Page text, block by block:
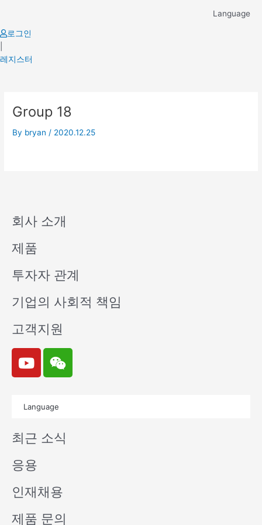
content
Language
로그인
레지스터
Group 18
By bryan / 2020.12.25
회사 소개
제품
투자자 관계
기업의 사회적 책임
고객지원
Y
o
u
e
W
e
i
n
Language
최근 소식
응용
인재채용
제품 문의